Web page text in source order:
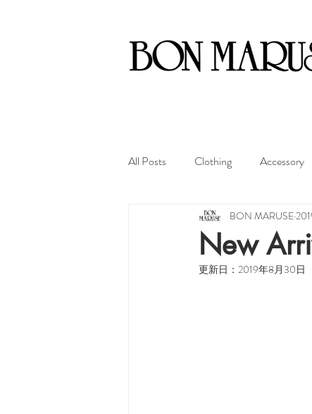
All Posts Clothing Accessory
New
BON MARUSE
更新日： 2019年8月30日